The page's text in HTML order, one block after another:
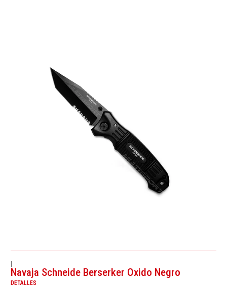
|
Navaja Schneide Berserker Oxido Negro
DETALLES